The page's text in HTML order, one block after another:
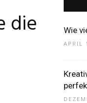
die Wie
APRIL